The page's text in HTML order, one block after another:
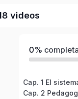
videos
0%
Cap. 2